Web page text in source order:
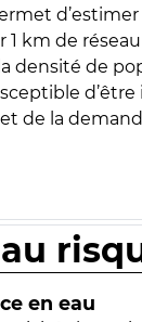
km de
densité de
de la
en eau